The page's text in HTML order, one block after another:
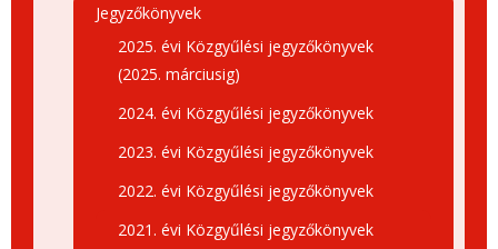
Jegyzőkönyvek
2025. évi Közgyűlési jegyzőkönyvek
(2025. márciusig)
2024. évi Közgyűlési jegyzőkönyvek
2023. évi Közgyűlési jegyzőkönyvek
2022. évi Közgyűlési jegyzőkönyvek
2021. évi Közgyűlési jegyzőkönyvek